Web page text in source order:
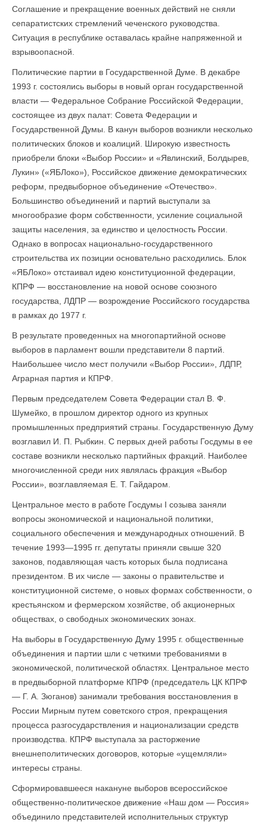
Соглашение и прекращение военных действий не сняли
сепаратистских стремлений чеченского руководства.
Ситуация в республике оставалась крайне напряженной и
взрывоопасной.
Политические партии в Государственной Думе. В декабре
1993 г. состоялись выборы в новый орган государственной
власти — Федеральное Собрание Российской Федерации,
состоящее из двух палат: Совета Федерации и
Государственной Думы. В канун выборов возникли несколько
политических блоков и коалиций. Широкую известность
приобрели блоки «Выбор России» и «Явлинский, Болдырев,
Лукин» («ЯБЛоко»), Российское движение демократических
реформ, предвыборное объединение «Отечество».
Большинство объединений и партий выступали за
многообразие форм собственности, усиление социальной
защиты населения, за единство и целостность России.
Однако в вопросах национально-государственного
строительства их позиции основательно расходились. Блок
«ЯБЛоко» отстаивал идею конституционной федерации,
КПРФ — восстановление на новой основе союзного
государства, ЛДПР — возрождение Российского государства
в рамках до 1977 г.
В результате проведенных на многопартийной основе
выборов в парламент вошли представители 8 партий.
Наибольшее число мест получили «Выбор России», ЛДПР,
Аграрная партия и КПРФ.
Первым председателем Совета Федерации стал В. Ф.
Шумейко, в прошлом директор одного из крупных
промышленных предприятий страны. Государственную Думу
возглавил И. П. Рыбкин. С первых дней работы Госдумы в ее
составе возникли несколько партийных фракций. Наиболее
многочисленной среди них являлась фракция «Выбор
России», возглавляемая Е. Т. Гайдаром.
Центральное место в работе Госдумы I созыва заняли
вопросы экономической и национальной политики,
социального обеспечения и международных отношений. В
течение 1993—1995 гг. депутаты приняли свыше 320
законов, подавляющая часть которых была подписана
президентом. В их числе — законы о правительстве и
конституционной системе, о новых формах собственности, о
крестьянском и фермерском хозяйстве, об акционерных
обществах, о свободных экономических зонах.
На выборы в Государственную Думу 1995 г. общественные
объединения и партии шли с четкими требованиями в
экономической, политической областях. Центральное место
в предвыборной платформе КПРФ (председатель ЦК КПРФ
— Г. А. Зюганов) занимали требования восстановления в
России Мирным путем советского строя, прекращения
процесса разгосударствления и национализации средств
производства. КПРФ выступала за расторжение
внешнеполитических договоров, которые «ущемляли»
интересы страны.
Сформировавшееся накануне выборов всероссийское
общественно-политическое движение «Наш дом — Россия»
объединило представителей исполнительных структур